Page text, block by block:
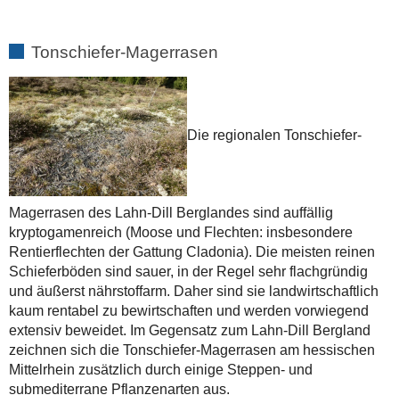
Tonschiefer-Magerrasen
Die regionalen Tonschiefer-
Magerrasen des Lahn-Dill Berglandes sind auffällig
kryptogamenreich (Moose und Flechten: insbesondere
Rentierflechten der Gattung Cladonia). Die meisten reinen
Schieferböden sind sauer, in der Regel sehr flachgründig
und äußerst nährstoffarm. Daher sind sie landwirtschaftlich
kaum rentabel zu bewirtschaften und werden vorwiegend
extensiv beweidet. Im Gegensatz zum Lahn-Dill Bergland
zeichnen sich die Tonschiefer-Magerrasen am hessischen
Mittelrhein zusätzlich durch einige Steppen- und
submediterrane Pflanzenarten aus.